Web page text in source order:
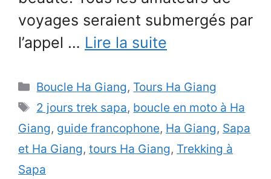
voyages seraient submergés par
l’appel … Lire la suite
Catégories
Boucle Ha Giang, Tours Ha Giang
Étiquettes
2 jours trek sapa, boucle en moto à Ha
Giang, guide francophone, Ha Giang, Sapa
et Ha Giang, tours Ha Giang, Trekking à
Sapa